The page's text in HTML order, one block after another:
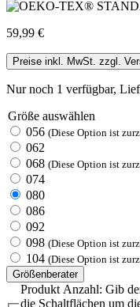
59,99 €
Preise inkl. MwSt. zzgl.
Nur noch 1 verfügbar,
Größe auswählen
056 (Diese Option ist
062
068 (Diese Option ist
074
080
086
092
098 (Diese Option ist
104 (Diese Option ist
Größenberater
Produkt Anzahl: Gib
die Schaltflächen um